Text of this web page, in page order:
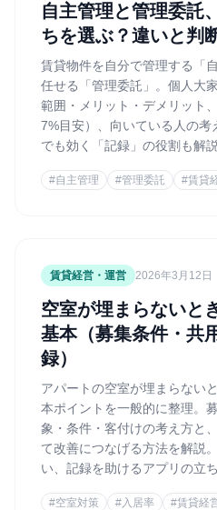
自主管理と管理委託
ちを選ぶ？違いと判
賃貸物件を自分で管理する「
任せる「管理委託」。個人大
範囲・メリット・デメリット
7%目安）、向いている人の考
でも効く「記録」の役割も解説
#自主管理 #管理委託 #賃貸
賃貸経営・運営 2026年3月12日
空室が埋まらないと
基本（募集条件・共
録）
アパートの空室が埋まらない
本ポイントを一般的に整理。
象・条件・客付けの考え方と
て改善につなげる方法を解説
い、記録を助けるアプリの立
#空室対策 #入居率 #賃貸経